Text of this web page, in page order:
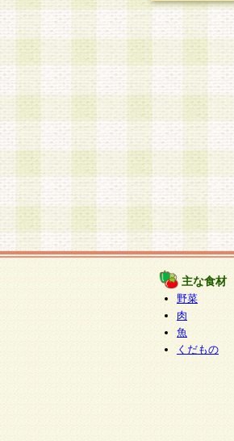
主な食材
野菜
肉
魚
くだもの